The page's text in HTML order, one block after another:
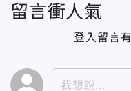
留言衝人氣
登入留言